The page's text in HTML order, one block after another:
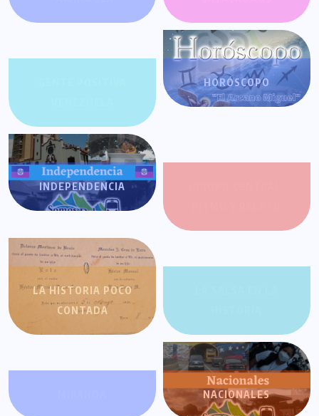
HORÓSCOPO
INDEPENDENCIA
LA HISTORIA POCO
CONTADA
NACIONALES